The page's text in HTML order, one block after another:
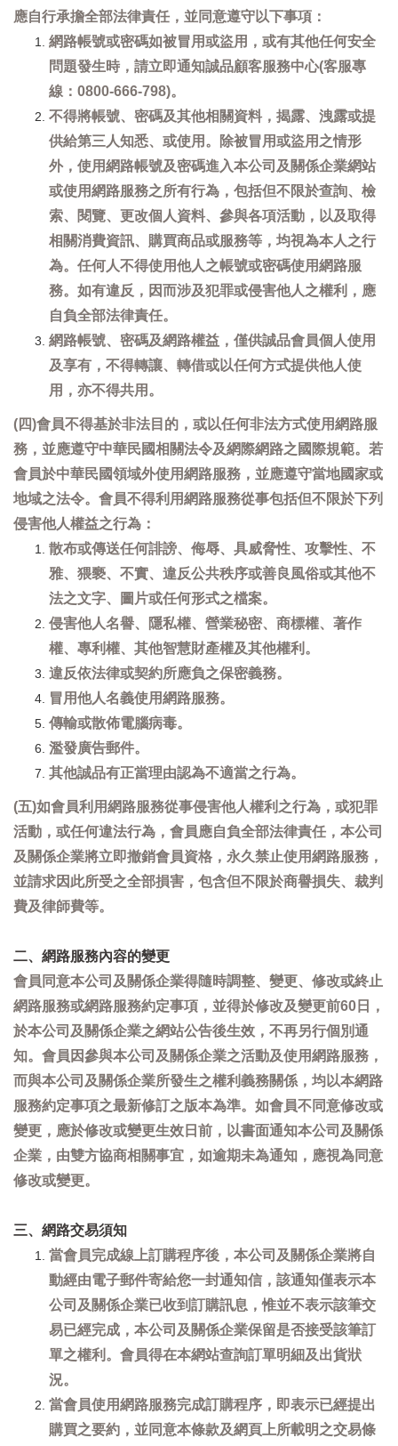
應自行承擔全部法律責任，並同意遵守以下事項：
網路帳號或密碼如被冒用或盜用，或有其他任何安全
問題發生時，請立即通知誠品顧客服務中心(客服專
線：0800-666-798)。
不得將帳號、密碼及其他相關資料，揭露、洩露或提
供給第三人知悉、或使用。除被冒用或盜用之情形
外，使用網路帳號及密碼進入本公司及關係企業網站
或使用網路服務之所有行為，包括但不限於查詢、檢
索、閱覽、更改個人資料、參與各項活動，以及取得
相關消費資訊、購買商品或服務等，均視為本人之行
為。任何人不得使用他人之帳號或密碼使用網路服
務。如有違反，因而涉及犯罪或侵害他人之權利，應
自負全部法律責任。
網路帳號、密碼及網路權益，僅供誠品會員個人使用
及享有，不得轉讓、轉借或以任何方式提供他人使
用，亦不得共用。
(四)會員不得基於非法目的，或以任何非法方式使用網路服
務，並應遵守中華民國相關法令及網際網路之國際規範。若
會員於中華民國領域外使用網路服務，並應遵守當地國家或
地域之法令。會員不得利用網路服務從事包括但不限於下列
侵害他人權益之行為：
散布或傳送任何誹謗、侮辱、具威脅性、攻擊性、不
雅、猥褻、不實、違反公共秩序或善良風俗或其他不
法之文字、圖片或任何形式之檔案。
侵害他人名譽、隱私權、營業秘密、商標權、著作
權、專利權、其他智慧財產權及其他權利。
違反依法律或契約所應負之保密義務。
冒用他人名義使用網路服務。
傳輸或散佈電腦病毒。
濫發廣告郵件。
其他誠品有正當理由認為不適當之行為。
(五)如會員利用網路服務從事侵害他人權利之行為，或犯罪
活動，或任何違法行為，會員應自負全部法律責任，本公司
及關係企業將立即撤銷會員資格，永久禁止使用網路服務，
並請求因此所受之全部損害，包含但不限於商譽損失、裁判
費及律師費等。
二、網路服務內容的變更
會員同意本公司及關係企業得隨時調整、變更、修改或終止
網路服務或網路服務約定事項，並得於修改及變更前60日，
於本公司及關係企業之網站公告後生效，不再另行個別通
知。會員因參與本公司及關係企業之活動及使用網路服務，
而與本公司及關係企業所發生之權利義務關係，均以本網路
服務約定事項之最新修訂之版本為準。如會員不同意修改或
變更，應於修改或變更生效日前，以書面通知本公司及關係
企業，由雙方協商相關事宜，如逾期未為通知，應視為同意
修改或變更。
三、網路交易須知
當會員完成線上訂購程序後，本公司及關係企業將自
動經由電子郵件寄給您一封通知信，該通知僅表示本
公司及關係企業已收到訂購訊息，惟並不表示該筆交
易已經完成，本公司及關係企業保留是否接受該筆訂
單之權利。會員得在本網站查詢訂單明細及出貨狀
況。
當會員使用網路服務完成訂購程序，即表示已經提出
購買之要約，並同意本條款及網頁上所載明之交易條